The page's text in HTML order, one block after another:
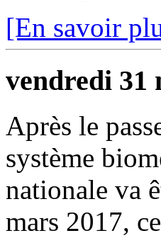
[En savoir
vendredi 31
Après le
système
nationale va
mars 2017,